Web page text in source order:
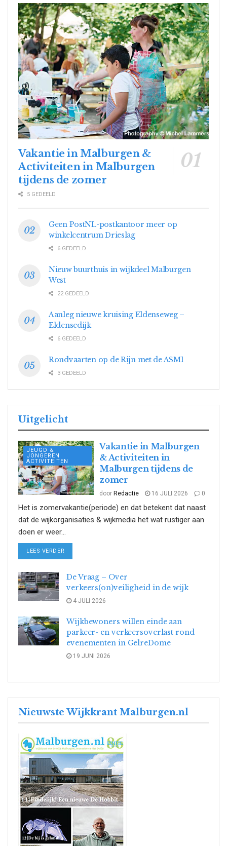
Vakantie in Malburgen &
Activiteiten in Malburgen
tijdens de zomer
5 GEDEELD
Geen PostNL-postkantoor meer op
winkelcentrum Drieslag
6 GEDEELD
Nieuw buurthuis in wijkdeel Malburgen
West
22 GEDEELD
Aanleg nieuwe kruising Eldenseweg –
Eldensedijk
6 GEDEELD
Rondvaarten op de Rijn met de ASM1
3 GEDEELD
Uitgelicht
JEUGD &
JONGEREN
ACTIVITEITEN
Vakantie in Malburgen
& Activiteiten in
Malburgen tijdens de
zomer
door Redactie 16 JULI 2026 0
Het is zomervakantie(periode) en dat betekent dat naast
dat de wijkorganisaties & wijkmedia het wat rustiger aan
doen er weer...
LEES VERDER
De Vraag – Over
verkeers(on)veiligheid in de wijk
4 JULI 2026
Wijkbewoners willen einde aan
parkeer- en verkeersoverlast rond
evenementen in GelreDome
19 JUNI 2026
Nieuwste Wijkkrant Malburgen.nl